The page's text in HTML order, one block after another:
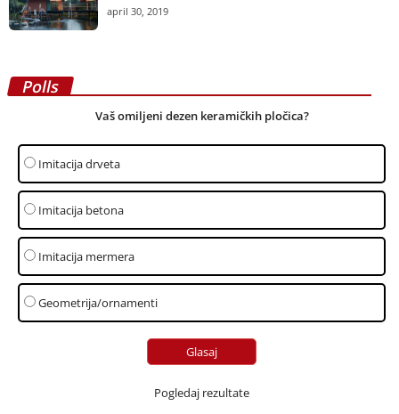
april 30, 2019
Polls
Vaš omiljeni dezen keramičkih pločica?
Imitacija drveta
Imitacija betona
Imitacija mermera
Geometrija/ornamenti
Pogledaj rezultate